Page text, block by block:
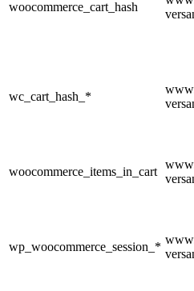
woocommerce_cart_hash
wc_cart_hash_*
woocommerce_items_in_cart
wp_woocommerce_session_*